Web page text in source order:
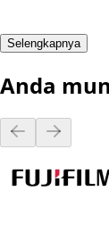
Selengkapnya
Anda